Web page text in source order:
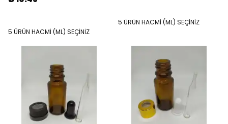
5 ÜRÜN HACMİ (ML) SEÇİNİZ
5 ÜRÜN HACMİ (ML) SEÇİNİZ